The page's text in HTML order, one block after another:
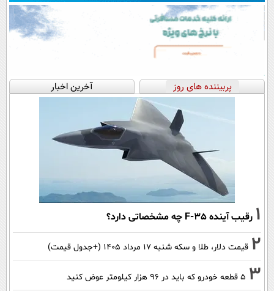
پربیننده های روز آخرین اخبار
1 رقیب آینده F-35 چه مشخصاتی دارد؟
2 قیمت دلار، طلا و سکه شنبه ۱۷ مرداد ۱۴۰۵ (+جدول قیمت)
3 ۵ قطعه خودرو که باید در ۹۶ هزار کیلومتر عوض کنید